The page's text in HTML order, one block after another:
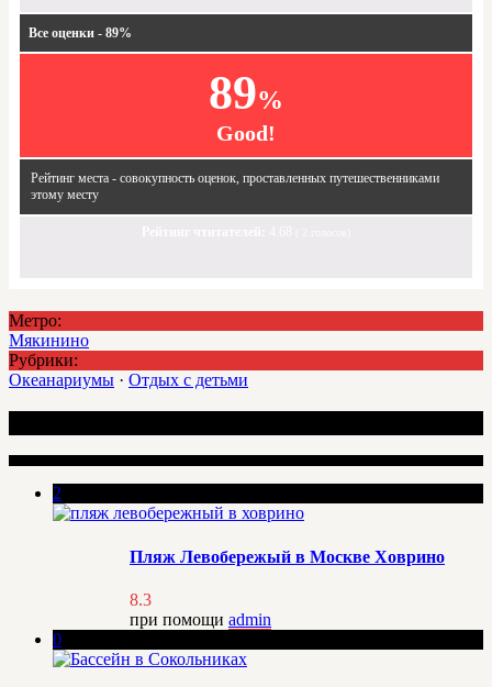
Все оценки - 89%
89%
Good!
Рейтинг места - совокупность оценок, проставленных путешественниками
этому месту
Метро:
Мякинино
Рубрики:
Океанариумы · Отдых с детьми
2
Пляж Левобережый в Москве Ховрино
8.3
при помощи admin
0